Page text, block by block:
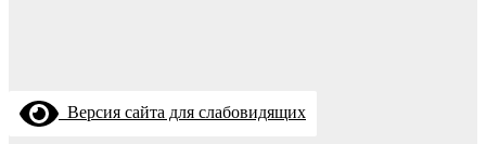
Версия сайта для слабовидящих